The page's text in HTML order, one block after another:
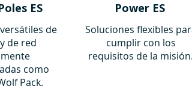
ES
de
de red
como
Pack.
Power ES
Soluciones flexibles
cumplir con los
requisitos de la misión.